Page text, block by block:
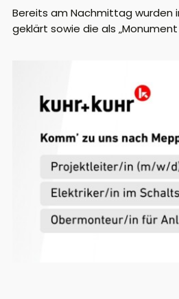
Bereits am Nachmittag wurden
geklärt sowie die als